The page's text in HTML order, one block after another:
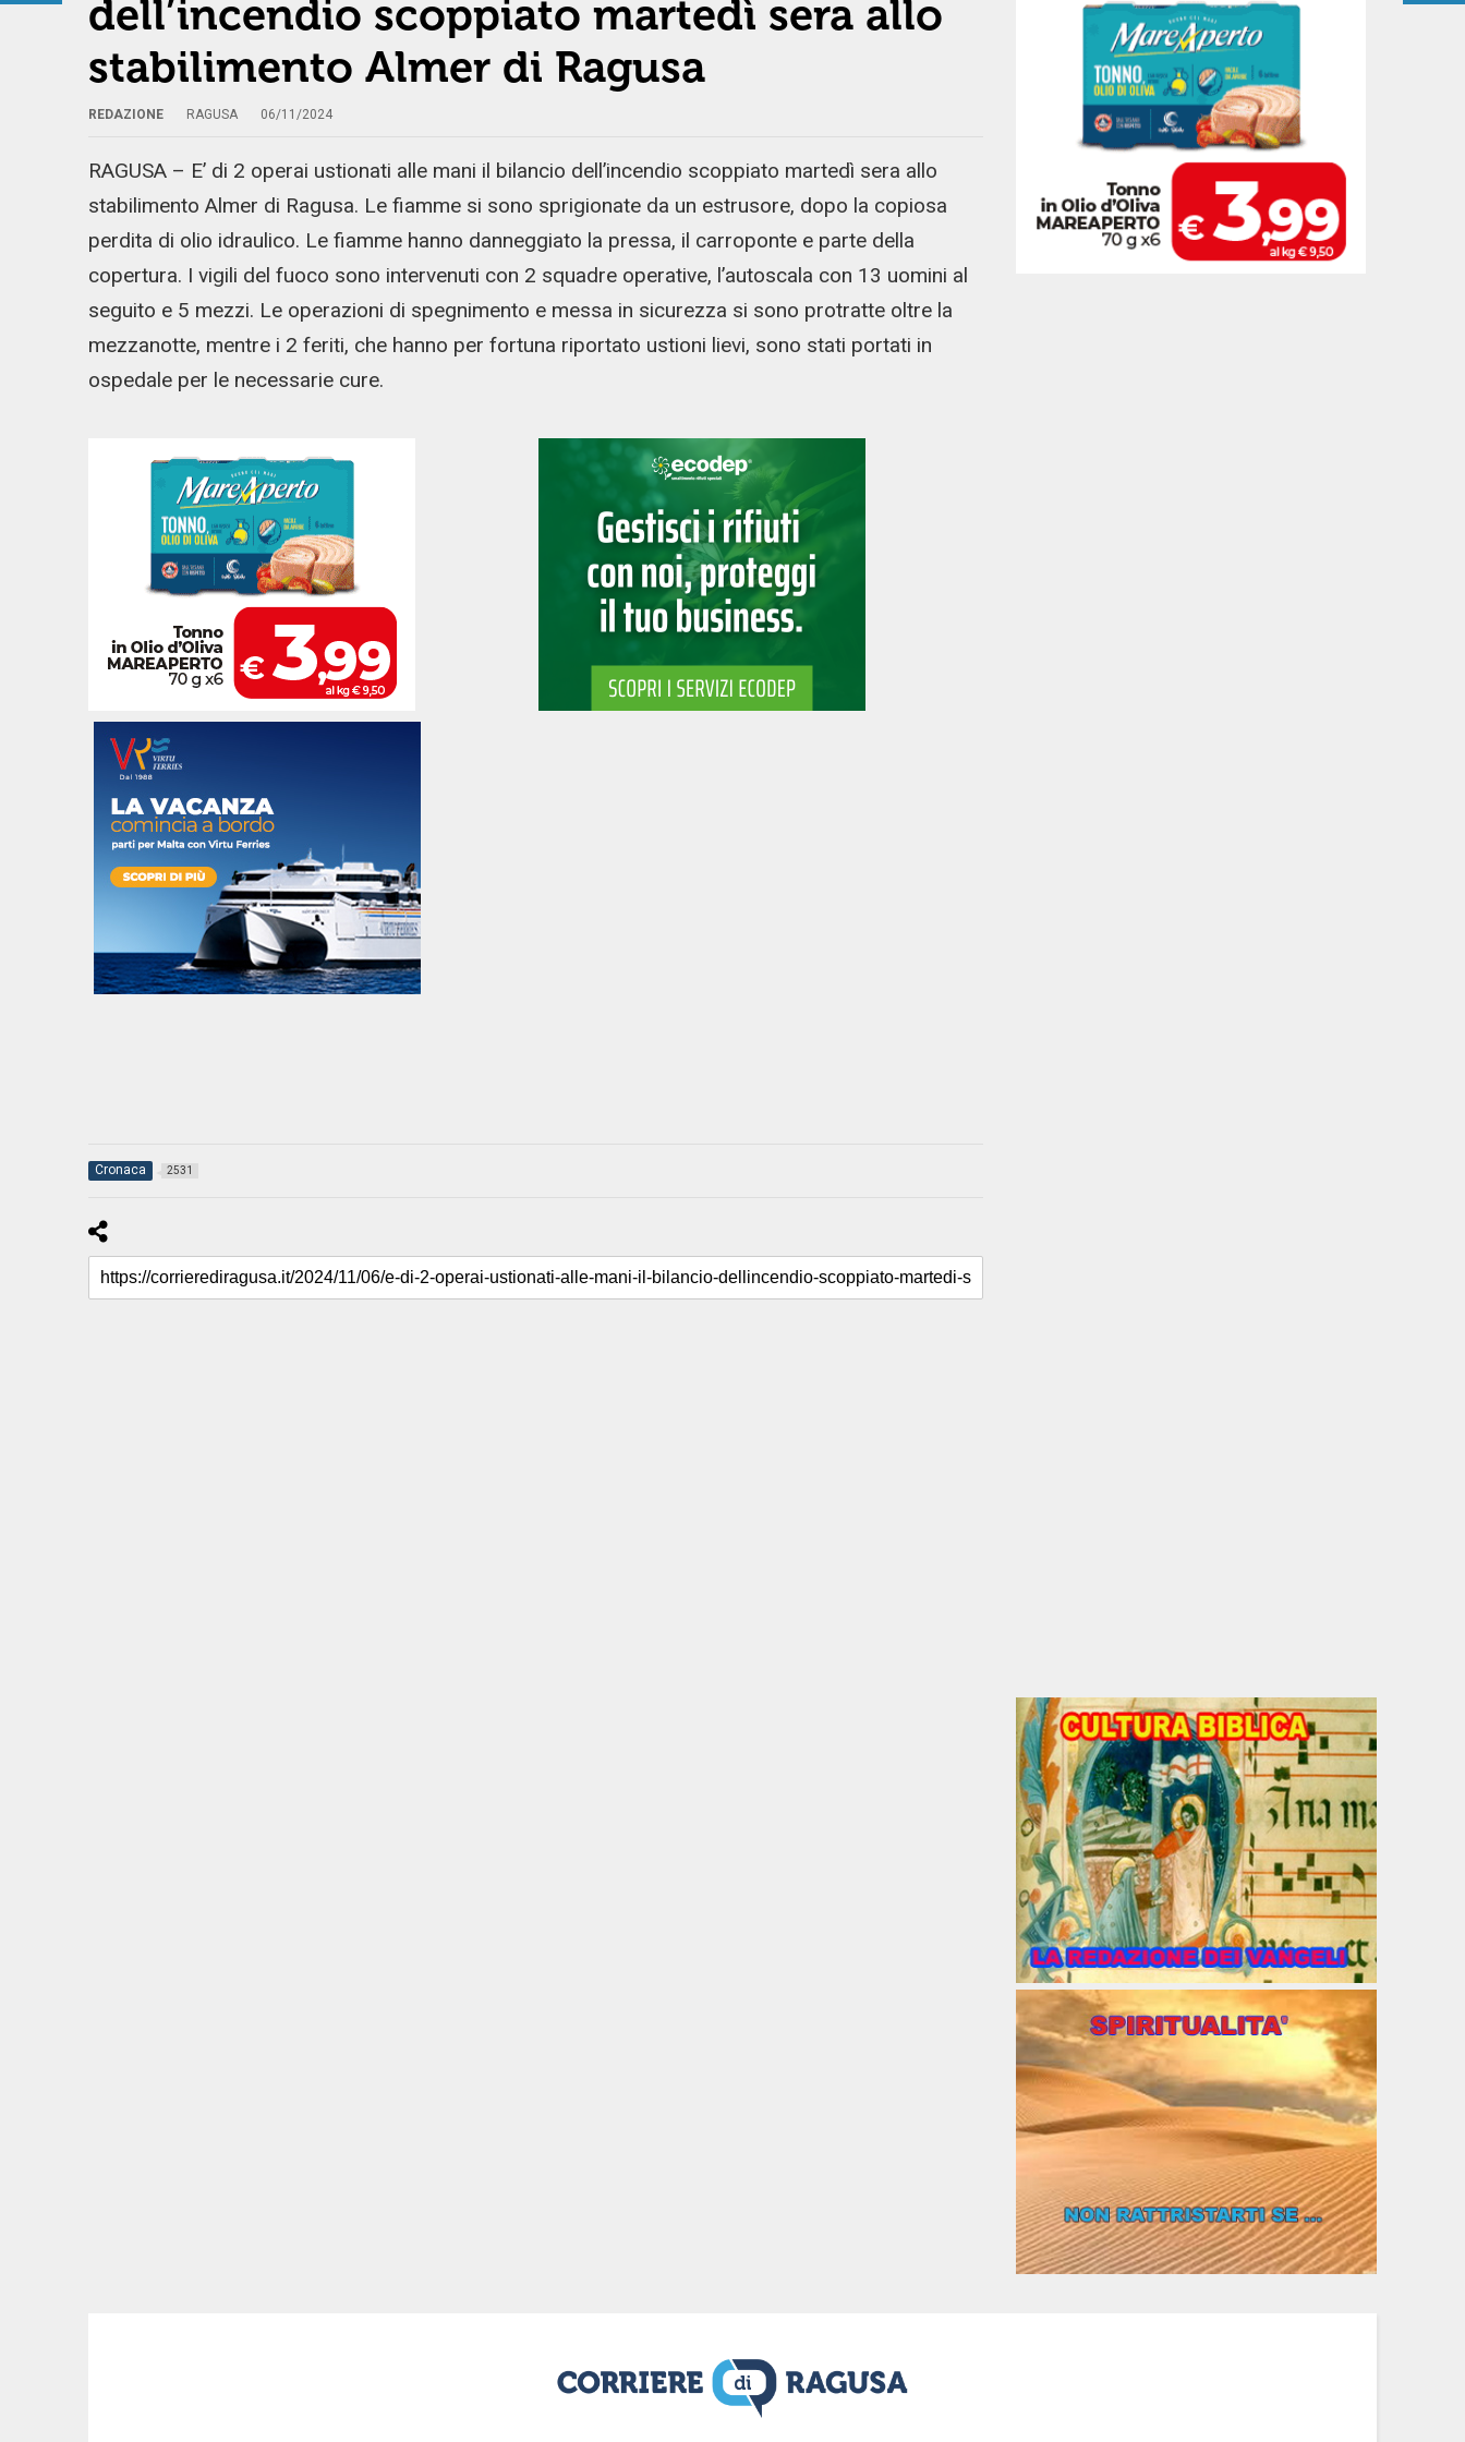
dell’incendio scoppiato martedì sera allo
stabilimento Almer di Ragusa
REDAZIONE RAGUSA 06/11/2024
RAGUSA – E’ di 2 operai ustionati alle mani il bilancio dell’incendio scoppiato martedì sera allo
stabilimento Almer di Ragusa. Le fiamme si sono sprigionate da un estrusore, dopo la copiosa
perdita di olio idraulico. Le fiamme hanno danneggiato la pressa, il carroponte e parte della
copertura. I vigili del fuoco sono intervenuti con 2 squadre operative, l’autoscala con 13 uomini al
seguito e 5 mezzi. Le operazioni di spegnimento e messa in sicurezza si sono protratte oltre la
mezzanotte, mentre i 2 feriti, che hanno per fortuna riportato ustioni lievi, sono stati portati in
ospedale per le necessarie cure.
Cronaca 2531